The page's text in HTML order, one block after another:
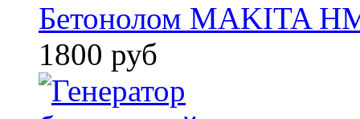
Бетонолом MAKITA
1800 руб